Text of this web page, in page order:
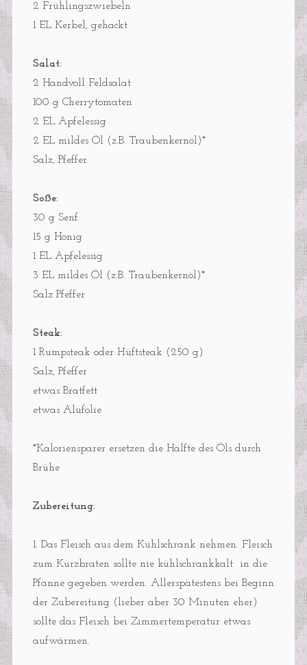
2 Frühlingszwiebeln
1 EL Kerbel, gehackt
Salat:
2 Handvoll Feldsalat
100 g Cherrytomaten
2 EL Apfelessig
2 EL mildes Öl (z.B. Traubenkernöl)*
Salz, Pfeffer
Soße:
30 g Senf
15 g Honig
1 EL Apfelessig
3 EL mildes Öl (z.B. Traubenkernöl)*
Salz Pfeffer
Steak:
1 Rumpsteak oder Hüftsteak (250 g)
Salz, Pfeffer
etwas Bratfett
etwas Alufolie
*Kaloriensparer ersetzen die Hälfte des Öls durch
Brühe
Zubereitung:
1. Das Fleisch aus dem Kühlschrank nehmen. Fleisch
zum Kurzbraten sollte nie kühlschrankkalt in die
Pfanne gegeben werden. Allerspätestens bei Beginn
der Zubereitung (lieber aber 30 Minuten eher)
sollte das Fleisch bei Zimmertemperatur etwas
aufwärmen.